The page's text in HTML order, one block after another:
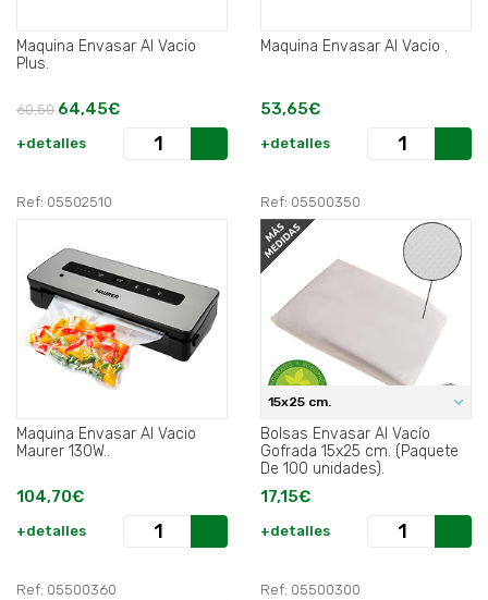
Maquina Envasar Al Vacio
Plus.
60,50 64,45€
+detalles
Maquina Envasar Al Vacio .
53,65€
+detalles
Ref: 05502510
Maquina Envasar Al Vacio
Maurer 130W..
104,70€
+detalles
Ref: 05500350
15x25 cm.
Bolsas Envasar Al Vacío
Gofrada 15x25 cm. (Paquete
De 100 unidades).
17,15€
+detalles
Ref: 05500360 Ref: 05500300